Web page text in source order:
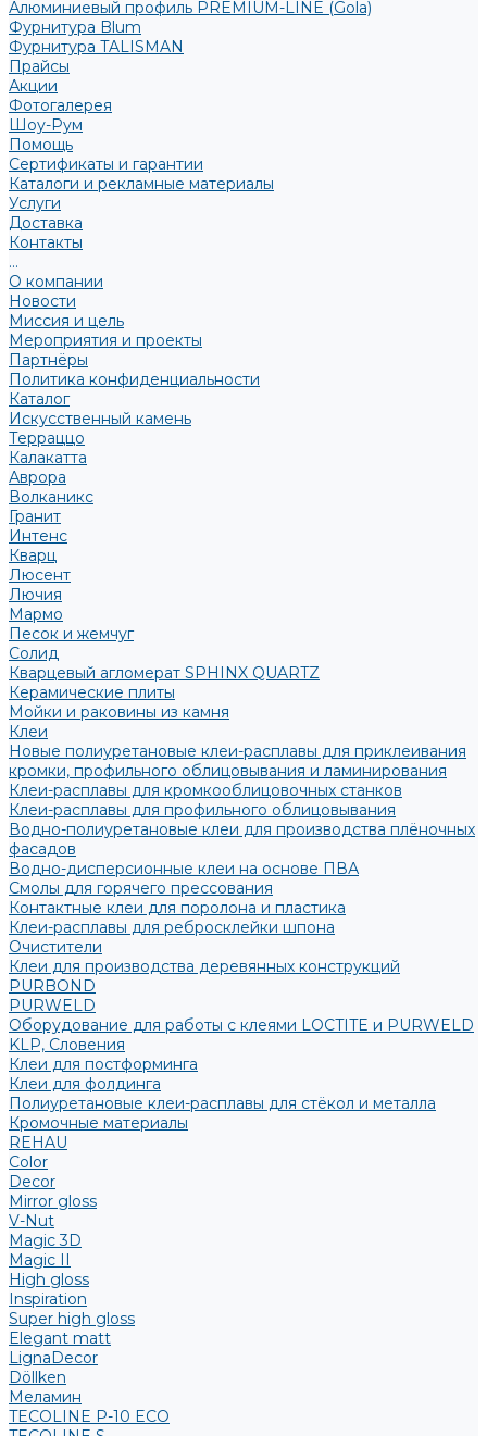
Алюминиевый профиль PREMIUM-LINE (Gola)
Фурнитура Blum
Фурнитура TALISMAN
Прайсы
Акции
Фотогалерея
Шоу-Рум
Помощь
Сертификаты и гарантии
Каталоги и рекламные материалы
Услуги
Доставка
Контакты
...
О компании
Новости
Миссия и цель
Мероприятия и проекты
Партнёры
Политика конфиденциальности
Каталог
Искусственный камень
Терраццо
Калакатта
Аврора
Волканикс
Гранит
Интенс
Кварц
Люсент
Лючия
Мармо
Песок и жемчуг
Солид
Кварцевый агломерат SPHINX QUARTZ
Керамические плиты
Мойки и раковины из камня
Клеи
Новые полиуретановые клеи-расплавы для приклеивания
кромки, профильного облицовывания и ламинирования
Клеи-расплавы для кромкооблицовочных станков
Клеи-расплавы для профильного облицовывания
Водно-полиуретановые клеи для производства плёночных
фасадов
Водно-дисперсионные клеи на основе ПВА
Смолы для горячего прессования
Контактные клеи для поролона и пластика
Клеи-расплавы для ребросклейки шпона
Очистители
Клеи для производства деревянных конструкций
PURBOND
PURWELD
Оборудование для работы с клеями LOCTITE и PURWELD
KLP, Словения
Клеи для постформинга
Клеи для фолдинга
Полиуретановые клеи-расплавы для стёкол и металла
Кромочные материалы
REHAU
Color
Decor
Mirror gloss
V-Nut
Magic 3D
Magic II
High gloss
Inspiration
Super high gloss
Elegant matt
LignaDecor
Döllken
Меламин
TECOLINE P-10 ECO